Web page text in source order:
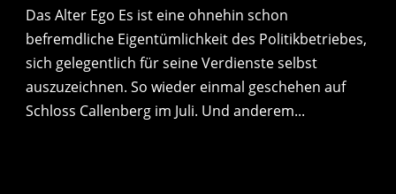
Das Alter Ego Es ist eine ohnehin schon
befremdliche Eigentümlichkeit des Politikbetriebes,
sich gelegentlich für seine Verdienste selbst
auszuzeichnen. So wieder einmal geschehen auf
Schloss Callenberg im Juli. Und anderem...